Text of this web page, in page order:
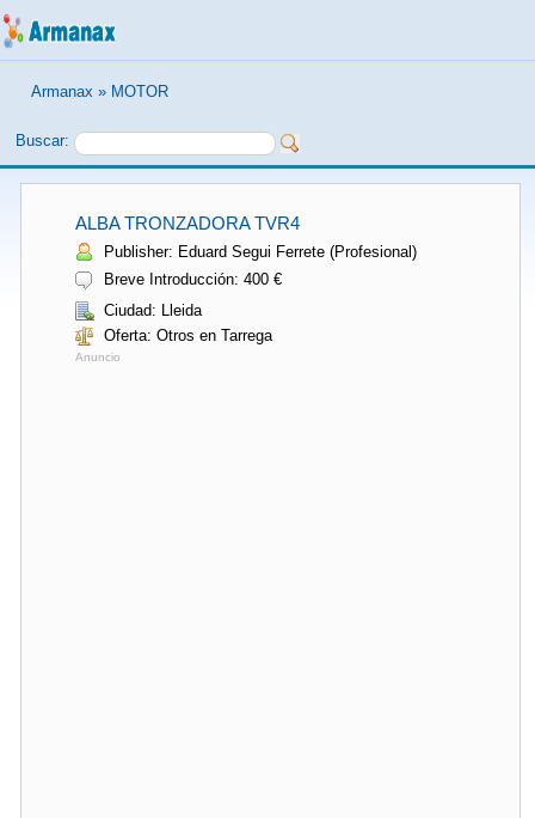
Armanax » MOTOR
Buscar:
ALBA TRONZADORA TVR4
Publisher: Eduard Segui Ferrete (Profesional)
Breve Introducción: 400 €
Ciudad: Lleida
Oferta: Otros en Tarrega
Anuncio